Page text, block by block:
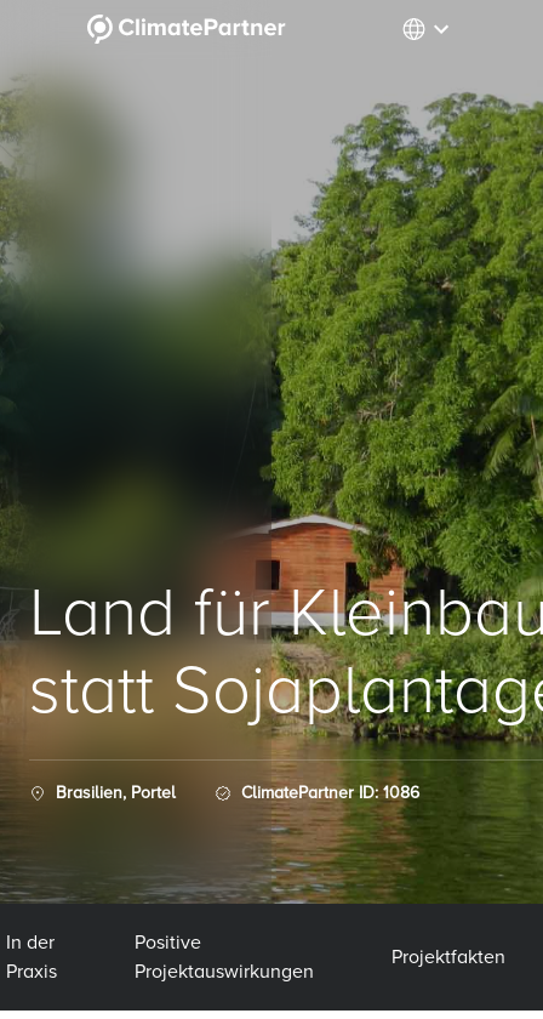
Land für
statt
Brasilien, Portel ClimatePartner ID: 1086
In der
Praxis
Positive
Projektauswirkungen
Projektfakten